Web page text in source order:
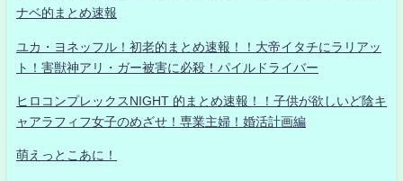
ナベ的まとめ速報
ユカ・ヨネッフル！初老的まとめ速報！！大帝イタチにラリアッ
ト！害獣神アリ・ガー被害に必殺！パイルドライバー
ヒロコンプレックスNIGHT 的まとめ速報！！子供が欲しいど陰キ
ャアラフィフ女子のめざせ！専業主婦！婚活計画編
萌えっとこあに！